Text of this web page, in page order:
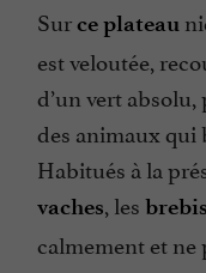
Surce plateau
est veloutée,
d’un vert
des animaux
Habitués à la
vaches, les brebis
calmement et